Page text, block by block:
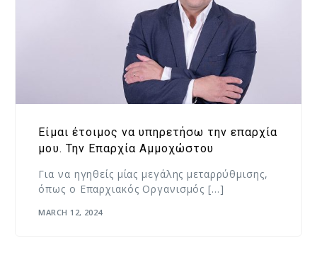
Είμαι έτοιμος να υπηρετήσω την επαρχία
μου. Την Επαρχία Αμμοχώστου
Για να ηγηθείς μίας μεγάλης μεταρρύθμισης,
όπως ο Επαρχιακός Οργανισμός […]
MARCH 12, 2024